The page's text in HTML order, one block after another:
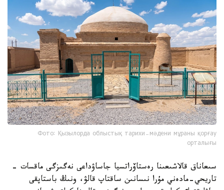
Фото: Қызылорда облыстық тарихи-мәдени мұраны қорғау
орталығы
سىعاناق قالاشىعىنا رەستاۆراتسيا جاساۋداعى نەگىزگى ماقسات -
تاريحي-مادەني مۇرا نىسانىن ساقتاپ قالۋ، ونىڭ باستاپقى